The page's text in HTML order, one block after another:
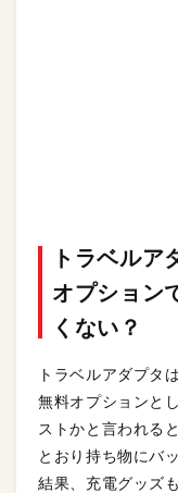
トラベル
オプション
くない？
トラベルアダプタ
無料オプションと
ストかと言われる
とおり持ち物にバ
結果、充電グッズ